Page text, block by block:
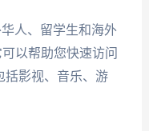
人、留学生和海外
以帮助您快速访问
括影视、音乐、游